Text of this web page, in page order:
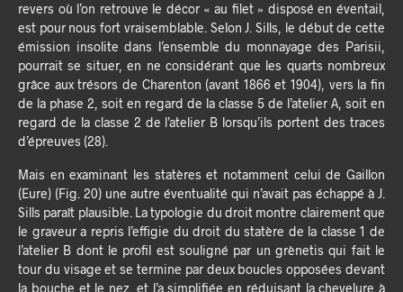
revers où l’on retrouve le décor « au filet » disposé en éventail,
est pour nous fort vraisemblable. Selon J. Sills, le début de cette
émission insolite dans l’ensemble du monnayage des Parisii,
pourrait se situer, en ne considérant que les quarts nombreux
grâce aux trésors de Charenton (avant 1866 et 1904), vers la fin
de la phase 2, soit en regard de la classe 5 de l’atelier A, soit en
regard de la classe 2 de l’atelier B lorsqu’ils portent des traces
d’épreuves (28).
Mais en examinant les statères et notamment celui de Gaillon
(Eure) (Fig. 20) une autre éventualité qui n’avait pas échappé à J.
Sills paraît plausible. La typologie du droit montre clairement que
le graveur a repris l’effigie du droit du statère de la classe 1 de
l’atelier B dont le profil est souligné par un grènetis qui fait le
tour du visage et se termine par deux boucles opposées devant
la bouche et le nez, et l’a simplifiée en réduisant la chevelure à